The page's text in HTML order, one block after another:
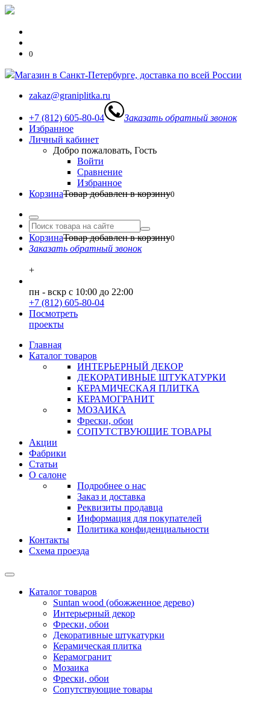
0
Магазин в Санкт-Петербурге, доставка по всей России
zakaz@graniplitka.ru
+7 (812) 605-80-04
Заказать обратный звонок
Избранное
Личный кабинет
Добро пожаловать, Гость
Войти
Сравнение
Избранное
КорзинаТовар добавлен в корзину0
КорзинаТовар добавлен в корзину0
Заказать обратный звонок
+
пн - вскр с 10:00 до 22:00
+7 (812) 605-80-04
Посмотреть
проекты
Главная
Каталог товаров
ИНТЕРЬЕРНЫЙ ДЕКОР
ДЕКОРАТИВНЫЕ ШТУКАТУРКИ
КЕРАМИЧЕСКАЯ ПЛИТКА
КЕРАМОГРАНИТ
МОЗАИКА
Фрески, обои
СОПУТСТВУЮЩИЕ ТОВАРЫ
Акции
Фабрики
Статьи
О салоне
Подробнее о нас
Заказ и доставка
Реквизиты продавца
Информация для покупателей
Политика конфиденциальности
Контакты
Схема проезда
Каталог товаров
Suntan wood (обожженное дерево)
Интерьерный декор
Фрески, обои
Декоративные штукатурки
Керамическая плитка
Керамогранит
Мозаика
Фрески, обои
Сопутствующие товары